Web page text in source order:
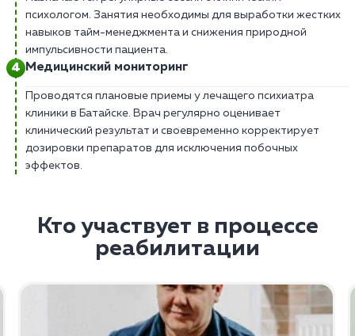
психологом. Занятия необходимы для выработки жестких
навыков тайм-менеджмента и снижения природной
импульсивности пациента.
Медицинский мониторинг
Проводятся плановые приемы у лечащего психиатра
клиники в Батайске. Врач регулярно оценивает
клинический результат и своевременно корректирует
дозировки препаратов для исключения побочных
эффектов.
Кто участвует в процессе
реабилитации